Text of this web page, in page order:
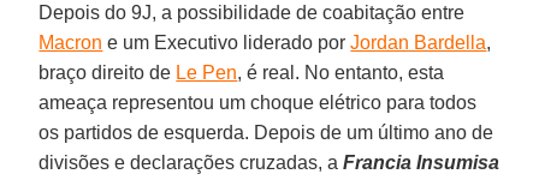
Depois do 9J, a possibilidade de coabitação entre
Macron e um Executivo liderado porJordan Bardella,
braço direito de Le Pen, é real. No entanto, esta
ameaça representou um choque elétrico para todos
os partidos de esquerda. Depois de um último ano de
divisões e declarações cruzadas, aFrancia Insumisa